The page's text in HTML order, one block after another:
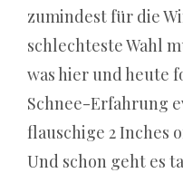
wahre
Preismodell
hinter
dem
Werbeflair
zumindest für die
schlechteste Wahl
was hier und heute
Schnee-Erfahrung
flauschige 2 Inches
Und schon geht es